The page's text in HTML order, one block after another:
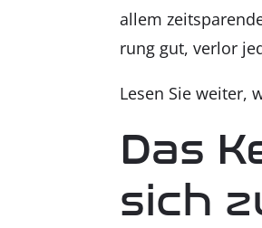
allem
rung gut, ver­lor
Lesen Sie wei­ter,
Das
sich